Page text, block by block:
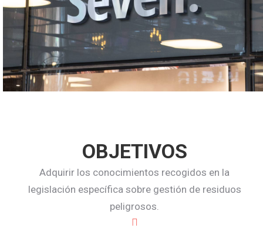
OBJETIVOS
Adquirir los conocimientos recogidos en la
legislación específica sobre gestión de residuos
peligrosos.